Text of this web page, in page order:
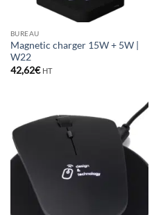
BUREAU
Magnetic charger 15W + 5W |
W22
42,62€ HT